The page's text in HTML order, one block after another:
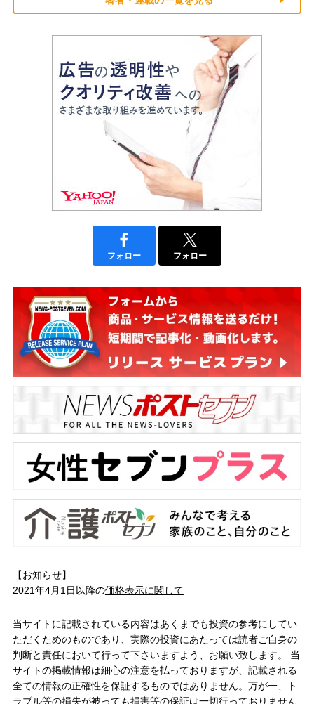
フォロー フォロー
【お知らせ】
2021年4月1日以降の価格表示に関して
当サイトに記載されている内容はあくまでも投資の参考にしてい
ただくためのものであり、実際の投資にあたっては読者ご自身の
判断と責任において行って下さいますよう、お願い致します。 当
サイトの掲載情報は細心の注意を払っておりますが、記載される
全ての情報の正確性を保証するものではありません。万が一、ト
ラブル等の損失が被っても損害等の保証は一切行っておりません